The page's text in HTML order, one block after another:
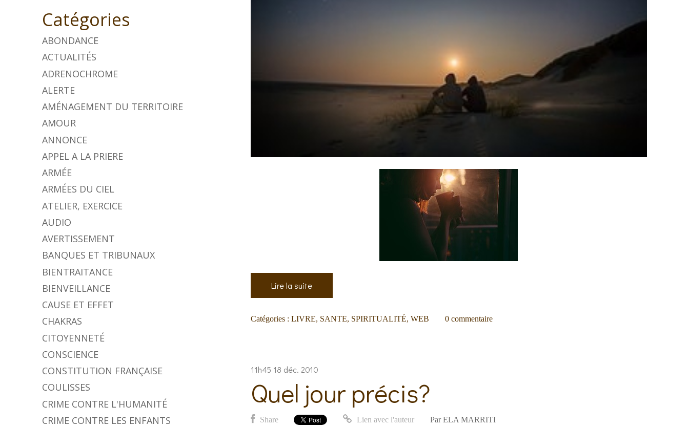
Catégories
ABONDANCE
ACTUALITÉS
ADRENOCHROME
ALERTE
AMÉNAGEMENT DU TERRITOIRE
AMOUR
ANNONCE
APPEL A LA PRIERE
ARMÉE
ARMÉES DU CIEL
ATELIER, EXERCICE
AUDIO
AVERTISSEMENT
BANQUES ET TRIBUNAUX
BIENTRAITANCE
BIENVEILLANCE
CAUSE ET EFFET
CHAKRAS
CITOYENNETÉ
CONSCIENCE
CONSTITUTION FRANÇAISE
COULISSES
CRIME CONTRE L'HUMANITÉ
CRIME CONTRE LES ENFANTS
Lire la suite
Catégories : LIVRE, SANTE, SPIRITUALITÉ, WEB 0 commentaire
11h45 18 déc. 2010
Quel jour précis?
Share Lien avec l'auteur Par ELA MARRITI